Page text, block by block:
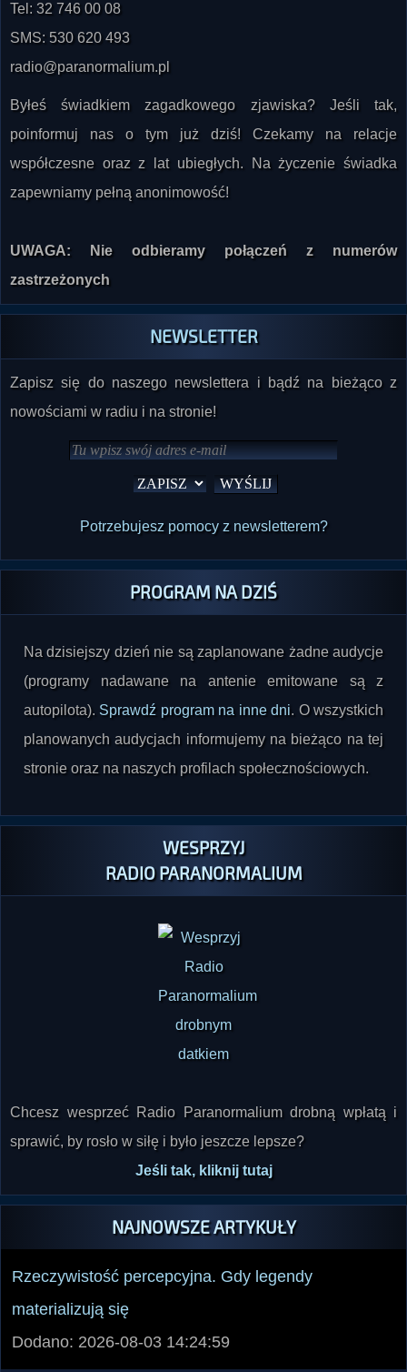
radio@paranormalium.pl
Byłeś świadkiem zagadkowego zjawiska? Jeśli tak,
poinformuj nas o tym już dziś! Czekamy na relacje
współczesne oraz z lat ubiegłych. Na życzenie świadka
zapewniamy pełną anonimowość!
zastrzeżonych
NEWSLETTER
Zapisz się do naszego newslettera i bądź na bieżąco z
nowościami w radiu i na stronie!
Potrzebujesz pomocy z newsletterem?
PROGRAM NA DZIŚ
Na dzisiejszy dzień nie są zaplanowane żadne audycje
(programy nadawane na antenie emitowane są z
autopilota).
Sprawdź program na inne dni. O wszystkich
planowanych audycjach informujemy na bieżąco na tej
stronie oraz na naszych profilach społecznościowych.
WESPRZYJ
RADIO PARANORMALIUM
sprawić, by rosło w siłę i było jeszcze lepsze?
Jeśli tak, kliknij tutaj
NAJNOWSZE ARTYKUŁY
Rzeczywistość percepcyjna. Gdy legendy
materializują się
Dodano: 2026-08-03 14:24:59